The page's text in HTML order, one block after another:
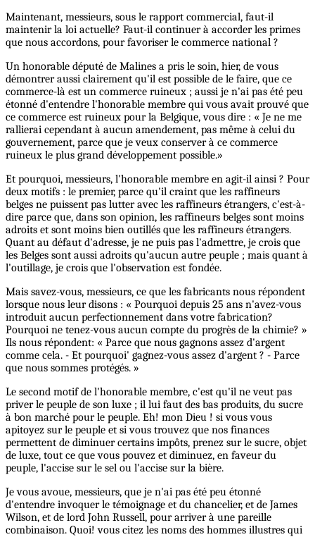
Maintenant, messieurs, sous le rapport commercial, faut-il
maintenir la loi actuelle? Faut-il continuer à accorder les primes
que nous accordons, pour favoriser le commerce national ?
Un honorable député de Malines a pris le soin, hier, de vous
démontrer aussi clairement qu'il est possible de le faire, que ce
commerce-là est un commerce ruineux ; aussi je n'ai pas été peu
étonné d'entendre l'honorable membre qui vous avait prouvé que
ce commerce est ruineux pour la Belgique, vous dire : « Je ne me
rallierai cependant à aucun amendement, pas même à celui du
gouvernement, parce que je veux conserver à ce commerce
ruineux le plus grand développement possible.»
Et pourquoi, messieurs, l'honorable membre en agit-il ainsi ? Pour
deux motifs : le premier, parce qu'il craint que les raffineurs
belges ne puissent pas lutter avec les raffineurs étrangers, c'est-à-
dire parce que, dans son opinion, les raffineurs belges sont moins
adroits et sont moins bien outillés que les raffineurs étrangers.
Quant au défaut d'adresse, je ne puis pas l'admettre, je crois que
les Belges sont aussi adroits qu'aucun autre peuple ; mais quant à
l'outillage, je crois que l'observation est fondée.
Mais savez-vous, messieurs, ce que les fabricants nous répondent
lorsque nous leur disons : « Pourquoi depuis 25 ans n'avez-vous
introduit aucun perfectionnement dans votre fabrication?
Pourquoi ne tenez-vous aucun compte du progrès de la chimie? »
Ils nous répondent: « Parce que nous gagnons assez d'argent
comme cela. - Et pourquoi' gagnez-vous assez d'argent ? - Parce
que nous sommes protégés. »
Le second motif de l'honorable membre, c'est qu'il ne veut pas
priver le peuple de son luxe ; il lui faut des bas produits, du sucre
à bon marché pour le peuple. Eh! mon Dieu ! si vous vous
apitoyez sur le peuple et si vous trouvez que nos finances
permettent de diminuer certains impôts, prenez sur le sucre, objet
de luxe, tout ce que vous pouvez et diminuez, en faveur du
peuple, l'accise sur le sel ou l'accise sur la bière.
Je vous avoue, messieurs, que je n'ai pas été peu étonné
d'entendre invoquer le témoignage et du chancelier, et de James
Wilson, et de lord John Russell, pour arriver à une pareille
combinaison. Quoi! vous citez les noms des hommes illustres qui